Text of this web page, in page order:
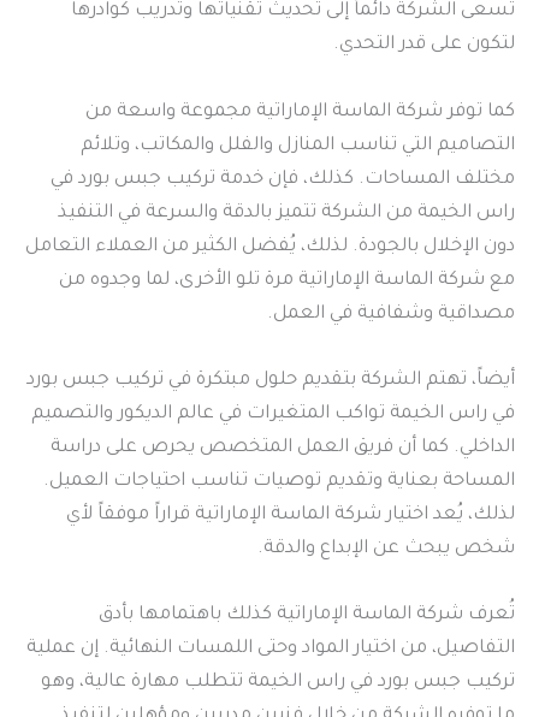
تسعى الشركة دائماً إلى تحديث تقنياتها وتدريب كوادرها
لتكون على قدر التحدي.
كما توفر شركة الماسة الإماراتية مجموعة واسعة من
التصاميم التي تناسب المنازل والفلل والمكاتب، وتلائم
مختلف المساحات. كذلك، فإن خدمة تركيب جبس بورد في
راس الخيمة من الشركة تتميز بالدقة والسرعة في التنفيذ
دون الإخلال بالجودة. لذلك، يُفضل الكثير من العملاء التعامل
مع شركة الماسة الإماراتية مرة تلو الأخرى، لما وجدوه من
مصداقية وشفافية في العمل.
أيضاً، تهتم الشركة بتقديم حلول مبتكرة في تركيب جبس بورد
في راس الخيمة تواكب المتغيرات في عالم الديكور والتصميم
الداخلي. كما أن فريق العمل المتخصص يحرص على دراسة
المساحة بعناية وتقديم توصيات تناسب احتياجات العميل.
لذلك، يُعد اختيار شركة الماسة الإماراتية قراراً موفقاً لأي
شخص يبحث عن الإبداع والدقة.
تُعرف شركة الماسة الإماراتية كذلك باهتمامها بأدق
التفاصيل، من اختيار المواد وحتى اللمسات النهائية. إن عملية
تركيب جبس بورد في راس الخيمة تتطلب مهارة عالية، وهو